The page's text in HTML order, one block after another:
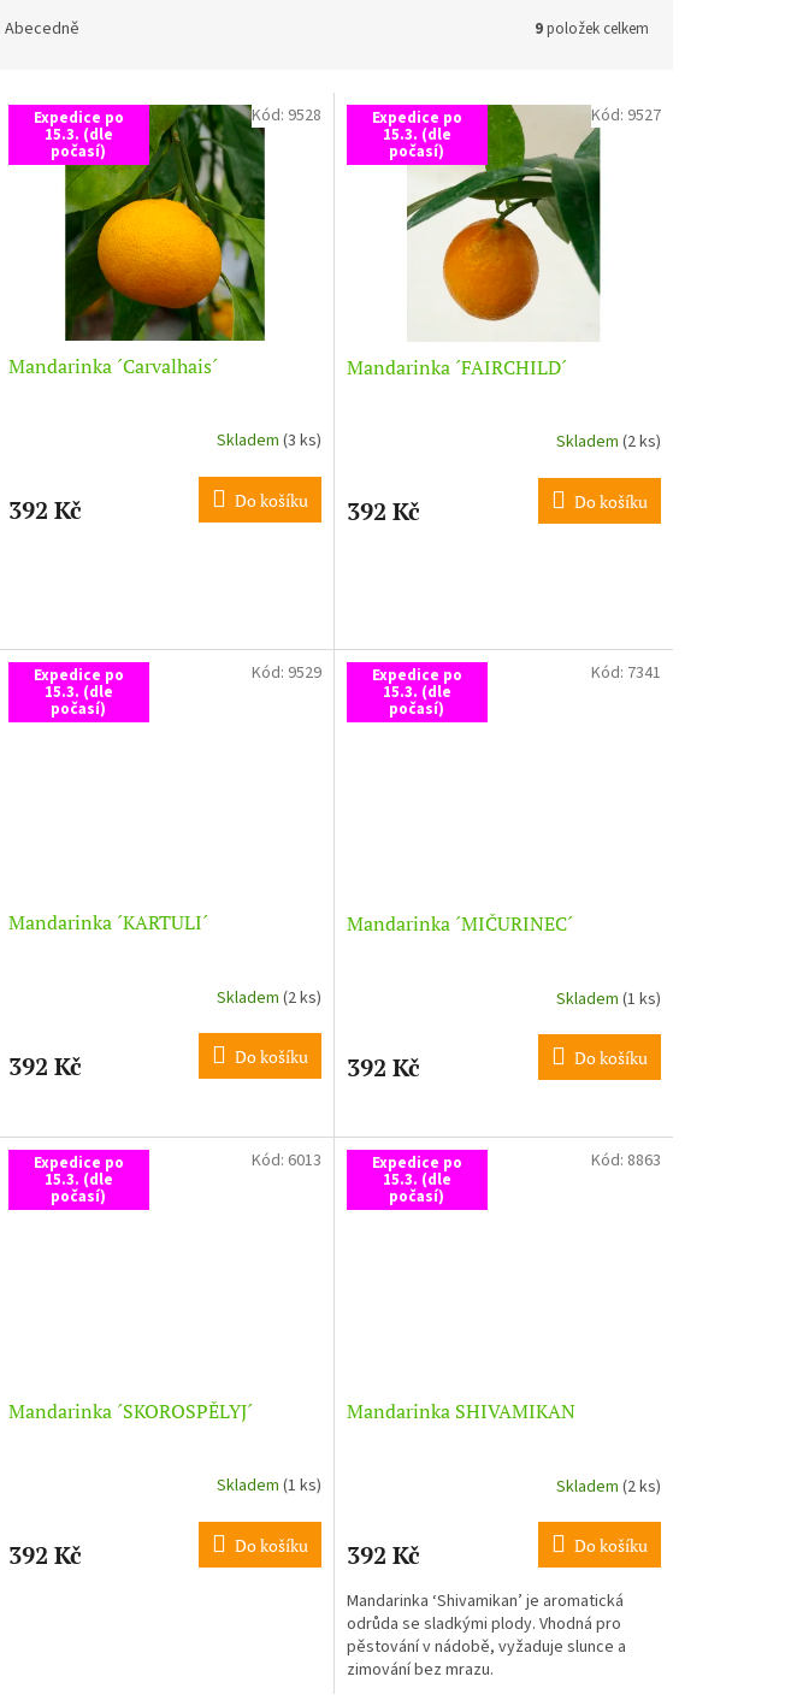
Abecedně 9položek celkem
Expedice po
15.3. (dle
počasí)
Mandarinka ´Carvalhais´
Skladem (3 ks)
392 Kč Do košíku
Kód: 9528 Expedice po
15.3. (dle
počasí)
Mandarinka ´FAIRCHILD´
Skladem (2 ks)
392 Kč Do košíku
Kód: 9527
Expedice po
15.3. (dle
počasí)
Mandarinka ´KARTULI´
Skladem (2 ks)
392 Kč Do košíku
Kód: 9529 Expedice po
15.3. (dle
počasí)
Mandarinka ´MIČURINEC´
Skladem (1 ks)
392 Kč Do košíku
Kód: 7341
Expedice po
15.3. (dle
počasí)
Mandarinka ´SKOROSPĚLYJ´
Skladem (1 ks)
392 Kč Do košíku
Kód: 6013 Expedice po
15.3. (dle
počasí)
Mandarinka SHIVAMIKAN
Skladem (2 ks)
392 Kč Do košíku
Mandarinka ‘Shivamikan’ je aromatická
odrůda se sladkými plody. Vhodná pro
pěstování v nádobě, vyžaduje slunce a
zimování bez mrazu.
Kód: 8863